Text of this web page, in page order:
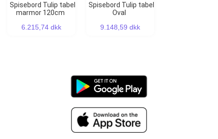
Spisebord Tulip tabel
marmor 120cm
6.215,74 dkk
Spisebord Tulip tabel
Oval
9.148,59 dkk